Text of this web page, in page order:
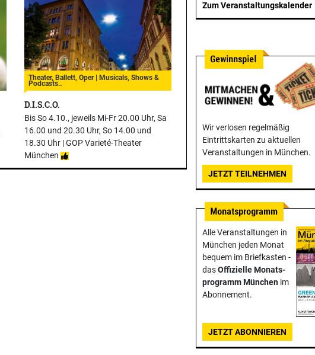
Theater, Ballett, Oper | Musicals, Shows &
Podcasts..
D.I.S.C.O.
Bis So 4.10., jeweils Mi-Fr 20.00 Uhr, Sa
16.00 und 20.30 Uhr, So 14.00 und
18.30 Uhr |GOP Varieté-Theater
München
Zum Veranstaltungskalender
Wir verlosen regelmäßig
Eintrittskarten zu aktuellen
Veranstaltungen in München.
JETZT TEILNEHMEN
Alle Veranstaltungen in
München jeden Monat
bequem im Briefkasten -
dasOffizielle Monats­
programm München im
Abonnement.
JETZT ABONNIEREN